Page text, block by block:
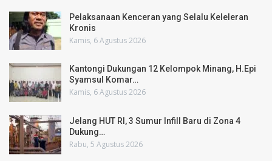
Pelaksanaan Kenceran yang Selalu Keleleran
Kronis
Kamis, 6 Agustus 2026
Kantongi Dukungan 12 Kelompok Minang, H.Epi
Syamsul Komar…
Kamis, 6 Agustus 2026
Jelang HUT RI, 3 Sumur Infill Baru di Zona 4
Dukung…
Rabu, 5 Agustus 2026